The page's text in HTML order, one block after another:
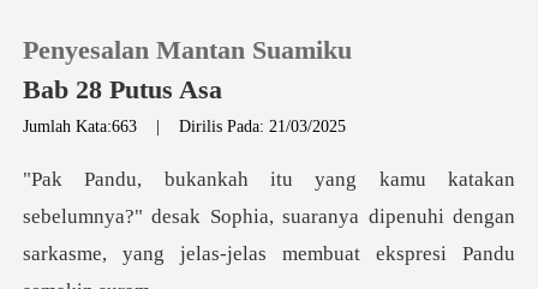
0
Pengisian Ulang
Penyesalan Mantan Suamiku
Bab 28 Putus Asa
Jumlah Kata:663 |Dirilis Pada: 21/03/2025
?" desak Sophia, suaranya dipenuhi dengan
sarkasme, y